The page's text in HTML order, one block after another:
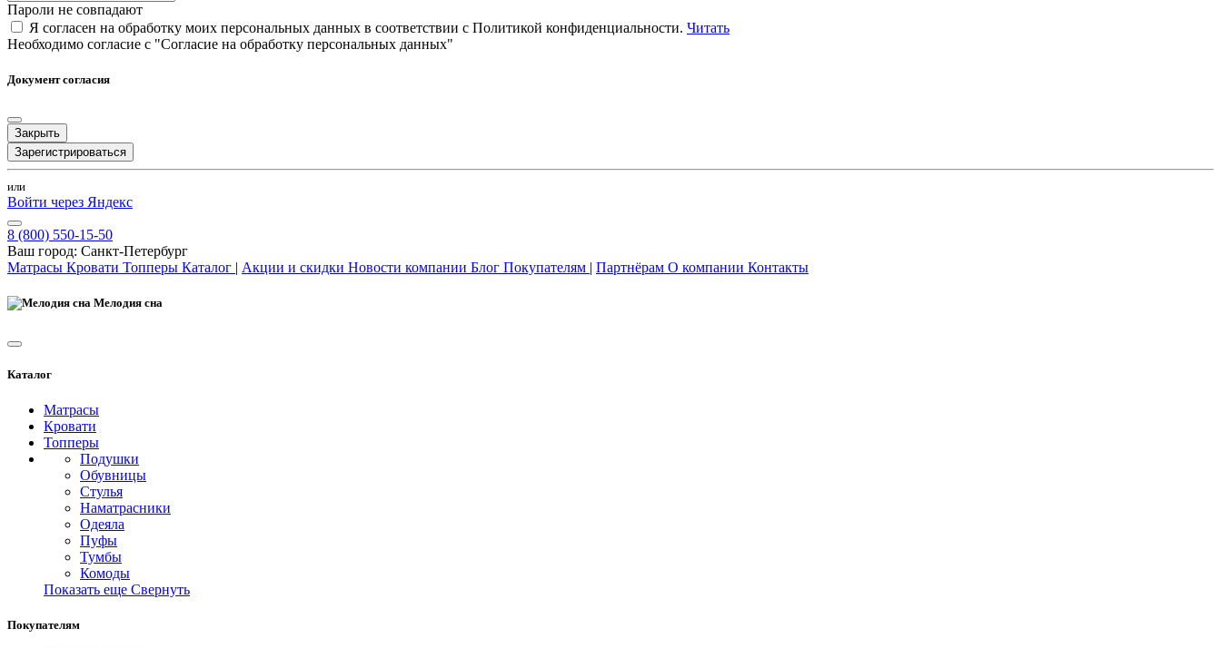
Пароли не совпадают
Я согласен на обработку моих персональных данных в соответствии с Политикой конфиденциальности. Читать
Необходимо согласие с "Согласие на обработку персональных данных"
Документ согласия
Закрыть
Зарегистрироваться
или
Войти через Яндекс
8 (800) 550-15-50
Ваш город: Санкт-Петербург
Матрасы Кровати Топперы Каталог | Акции и скидки Новости компании Блог Покупателям | Партнёрам О компании Контакты
Мелодия сна
Каталог
Матрасы
Кровати
Топперы
Подушки
Обувницы
Стулья
Наматрасники
Одеяла
Пуфы
Тумбы
Комоды
Показать еще Свернуть
Покупателям